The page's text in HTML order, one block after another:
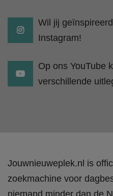
Wil jij
Instagram!
Op ons YouTube
verschillende
Jouwnieuweplek.nl is
zoekmachine voor
niemand minder dan de